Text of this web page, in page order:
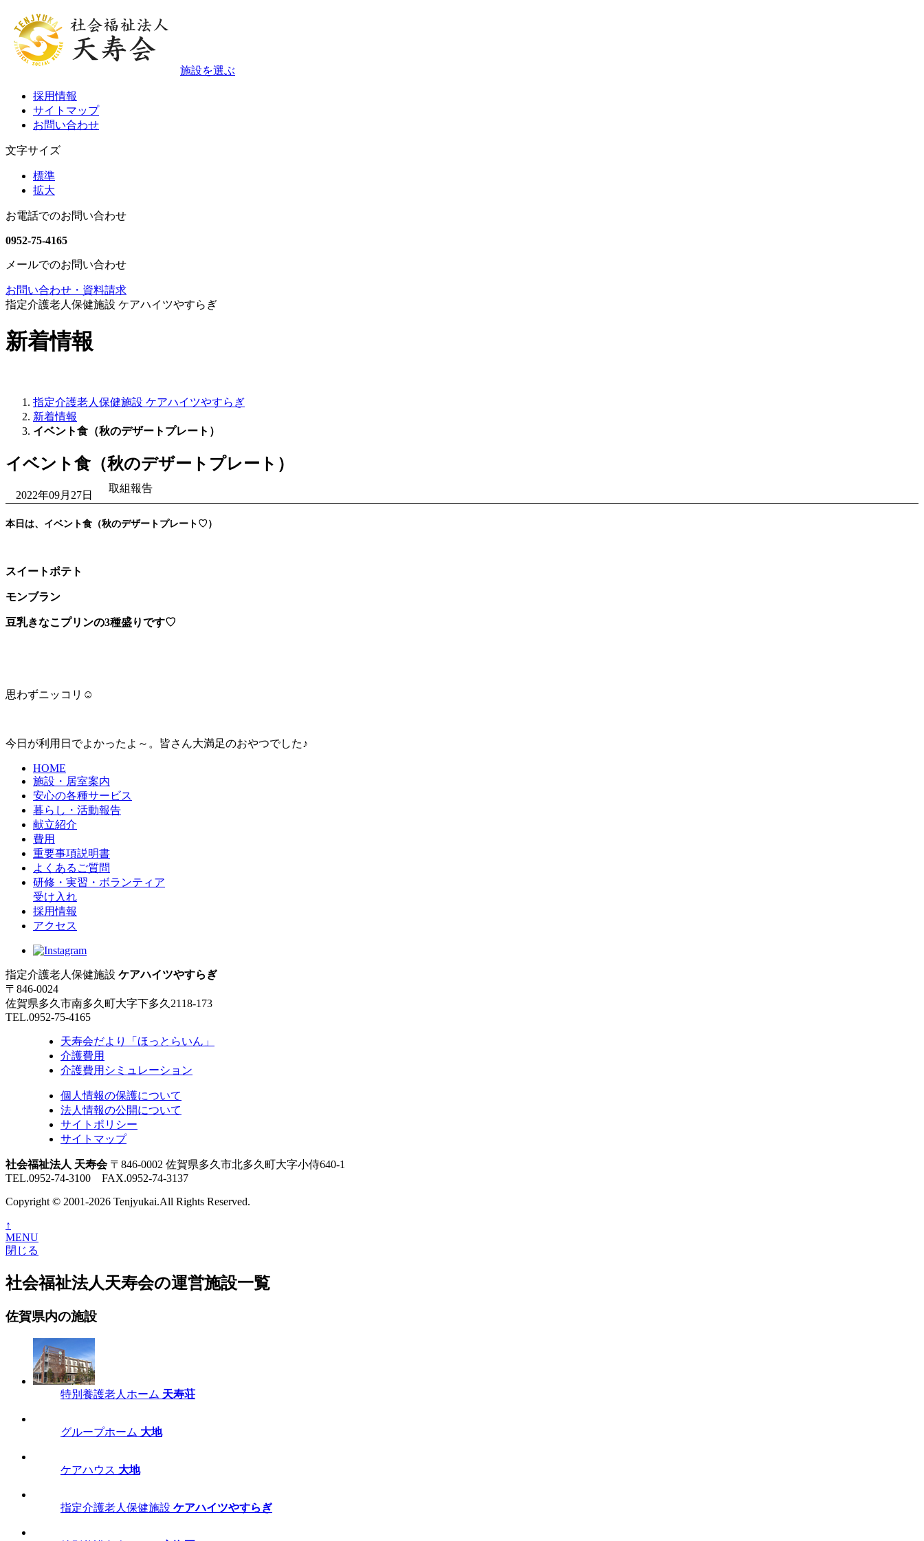
施設を選ぶ
採用情報
サイトマップ
お問い合わせ
文字サイズ
標準
拡大
お電話でのお問い合わせ
0952-75-4165
メールでのお問い合わせ
お問い合わせ・資料請求
指定介護老人保健施設 ケアハイツやすらぎ
新着情報
指定介護老人保健施設 ケアハイツやすらぎ
新着情報
イベント食（秋のデザートプレート）
イベント食（秋のデザートプレート）
2022年09月27日
取組報告
本日は、イベント食（秋のデザートプレート♡）
スイートポテト
モンブラン
豆乳きなこプリンの3種盛りです♡
思わずニッコリ☺
今日が利用日でよかったよ～。皆さん大満足のおやつでした♪
HOME
施設・居室案内
安心の各種サービス
暮らし・活動報告
献立紹介
費用
重要事項説明書
よくあるご質問
研修・実習・ボランティア
受け入れ
採用情報
アクセス
指定介護老人保健施設 ケアハイツやすらぎ
〒846-0024
佐賀県多久市南多久町大字下多久2118-173
TEL.0952-75-4165
天寿会だより「ほっとらいん」
介護費用
介護費用シミュレーション
個人情報の保護について
法人情報の公開について
サイトポリシー
サイトマップ
社会福祉法人 天寿会 〒846-0002 佐賀県多久市北多久町大字小侍640-1
TEL.0952-74-3100 FAX.0952-74-3137
Copyright © 2001-2026 Tenjyukai.All Rights Reserved.
↑
MENU
閉じる
社会福祉法人天寿会の運営施設一覧
佐賀県内の施設
特別養護老人ホーム 天寿荘
グループホーム 大地
ケアハウス 大地
指定介護老人保健施設 ケアハイツやすらぎ